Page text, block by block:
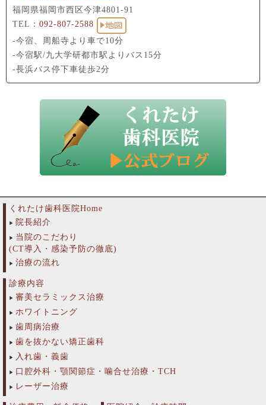
福岡県福岡市西区今津4801-91
TEL： 092-807-2588
-今宿、周船寺より車で10分
-今宿駅/九大学研都市駅よりバス15分
-長浜バス停下車徒歩2分
くれたけ歯科医院Home
院長紹介
当院のこだわり
(CT導入・感染予防の徹底)
治療の流れ
診療内容
審美セラミックス治療
ホワイトニング
歯周病治療
歯を抜かない矯正歯科
入れ歯・義歯
口腔外科・顎関節症・噛合せ治療・TCH
レーザー治療